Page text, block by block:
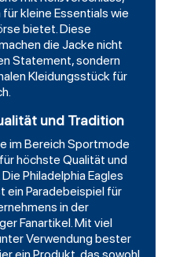
kleine Essentials wie
bietet. Diese
die Jacke nicht
Statement, sondern
Kleidungsstück für
und Tradition
im Bereich Sportmode
höchste Qualität und
Philadelphia Eagles
ein Paradebeispiel für
in der
Fanartikel. Mit viel
Verwendung bester